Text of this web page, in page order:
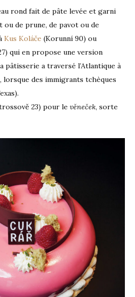
rond fait de pâte levée et garni
ou de prune, de pavot ou de
Kus Koláče (Korunní 90) ou
qui en propose une version
pâtisserie a traversé l’Atlantique à
lorsque des immigrants tchèques
23) pour le věneček, sorte